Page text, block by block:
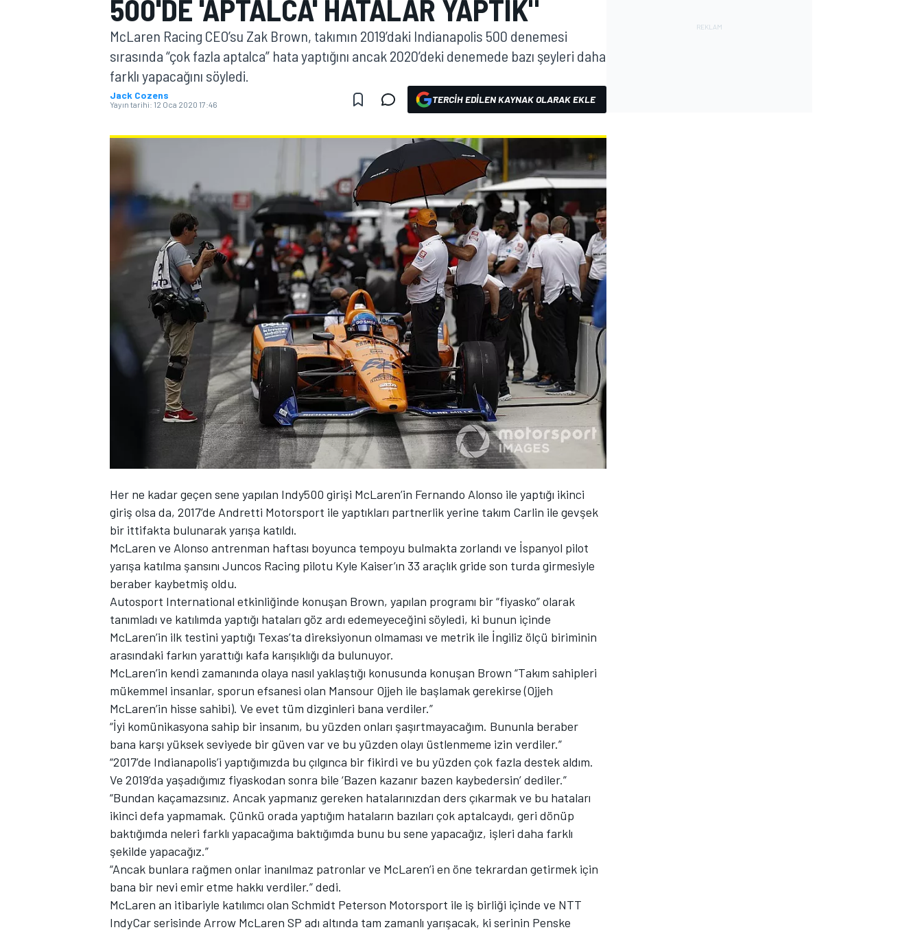
MOTOGP
WORLD SUPERBIKE
TÜRK SPORCULAR
500'DE 'APTALCA' HATALAR YAPTIK"
McLaren Racing CEO’su Zak Brown, takımın 2019’daki Indianapolis 500 denemesi
sırasında “çok fazla aptalca” hata yaptığını ancak 2020’deki denemede bazı şeyleri daha
farklı yapacağını söyledi.
Jack Cozens
Yayın tarihi: 12 Oca 2020 17:46 TERCIH EDILEN KAYNAK OLARAK EKLE
Her ne kadar geçen sene yapılan Indy500 girişi McLaren’in Fernando Alonso ile yaptığı ikinci
giriş olsa da, 2017’de Andretti Motorsport ile yaptıkları partnerlik yerine takım Carlin ile gevşek
bir ittifakta bulunarak yarışa katıldı.
McLaren ve Alonso antrenman haftası boyunca tempoyu bulmakta zorlandı ve İspanyol pilot
yarışa katılma şansını Juncos Racing pilotu Kyle Kaiser’ın 33 araçlık gride son turda girmesiyle
beraber kaybetmiş oldu.
Autosport International etkinliğinde konuşan Brown, yapılan programı bir “fiyasko” olarak
tanımladı ve katılımda yaptığı hataları göz ardı edemeyeceğini söyledi, ki bunun içinde
McLaren’in ilk testini yaptığı Texas’ta direksiyonun olmaması ve metrik ile İngiliz ölçü biriminin
arasındaki farkın yarattığı kafa karışıklığı da bulunuyor.
McLaren’in kendi zamanında olaya nasıl yaklaştığı konusunda konuşan Brown “Takım sahipleri
mükemmel insanlar, sporun efsanesi olan Mansour Ojjeh ile başlamak gerekirse (Ojjeh
McLaren’in hisse sahibi). Ve evet tüm dizginleri bana verdiler.”
“İyi komünikasyona sahip bir insanım, bu yüzden onları şaşırtmayacağım. Bununla beraber
bana karşı yüksek seviyede bir güven var ve bu yüzden olayı üstlenmeme izin verdiler.”
“2017’de Indianapolis’i yaptığımızda bu çılgınca bir fikirdi ve bu yüzden çok fazla destek aldım.
Ve 2019’da yaşadığımız fiyaskodan sonra bile ‘Bazen kazanır bazen kaybedersin’ dediler.”
“Bundan kaçamazsınız. Ancak yapmanız gereken hatalarınızdan ders çıkarmak ve bu hataları
ikinci defa yapmamak. Çünkü orada yaptığım hataların bazıları çok aptalcaydı, geri dönüp
baktığımda neleri farklı yapacağıma baktığımda bunu bu sene yapacağız, işleri daha farklı
şekilde yapacağız.”
“Ancak bunlara rağmen onlar inanılmaz patronlar ve McLaren’i en öne tekrardan getirmek için
bana bir nevi emir etme hakkı verdiler.” dedi.
McLaren an itibariyle katılımcı olan Schmidt Peterson Motorsport ile iş birliği içinde ve NTT
IndyCar serisinde Arrow McLaren SP adı altında tam zamanlı yarışacak, ki serinin Penske